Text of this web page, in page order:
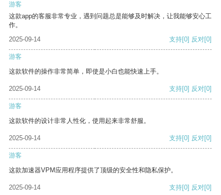
游客
这款app的客服非常专业，遇到问题总是能够及时解决，让我能够安心工
作。
2025-09-14
支持[0] 反对[0]
游客
这款软件的操作非常简单，即使是小白也能快速上手。
2025-09-14 支持[0] 反对[0]
游客
这款软件的设计非常人性化，使用起来非常舒服。
2025-09-14 支持[0] 反对[0]
游客
这款加速器VPM应用程序提供了顶级的安全性和隐私保护。
2025-09-14 支持[0] 反对[0]